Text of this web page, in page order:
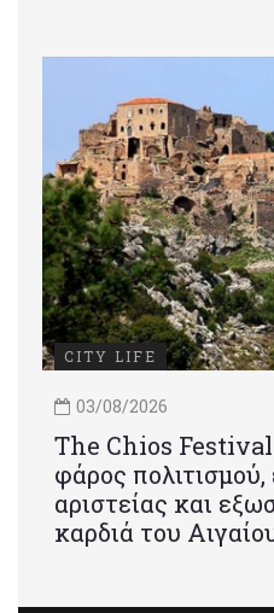
CITY LIFE
03/08/2026
Τhe Chios
φάρος
αριστείας και
καρδιά του